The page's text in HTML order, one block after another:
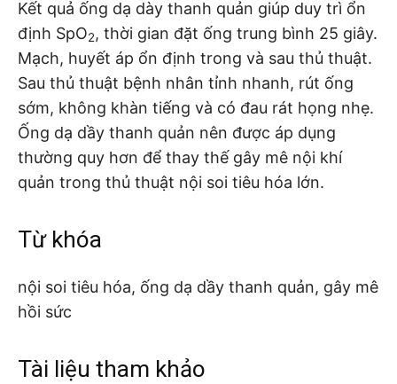
Kết quả ống dạ dày thanh quản giúp duy trì ổn
định SpO2, thời gian đặt ống trung bình 25 giây.
Mạch, huyết áp ổn định trong và sau thủ thuật.
Sau thủ thuật bệnh nhân tỉnh nhanh, rút ống
sớm, không khàn tiếng và có đau rát họng nhẹ.
Ống dạ dầy thanh quản nên được áp dụng
thường quy hơn để thay thế gây mê nội khí
quản trong thủ thuật nội soi tiêu hóa lớn.
Từ khóa
nội soi tiêu hóa, ống dạ dầy thanh quản, gây mê
hồi sức
Tài liệu tham khảo